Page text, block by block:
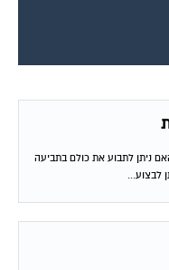
מיסי ועד, האם ניתן לתבוע את כולם בתביעה
לבצוע...